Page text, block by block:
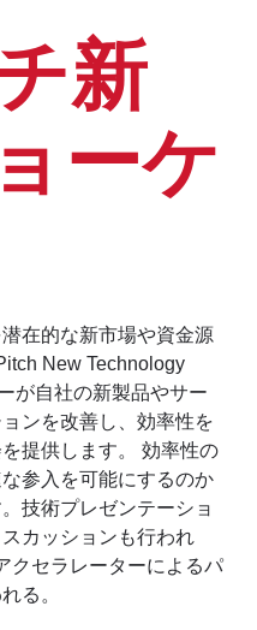
新
ーケ
在的な新市場や資金源
New Technology
が自社の新製品やサー
ンを改善し、効率性を
提供します。 効率性の
参入を可能にするのか
技術プレゼンテーショ
カッションも行われ
クセラレーターによるパ
る。